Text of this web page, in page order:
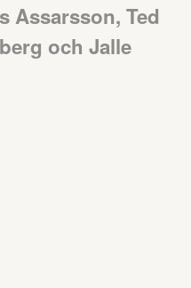
Assarsson, Ted
och Jalle